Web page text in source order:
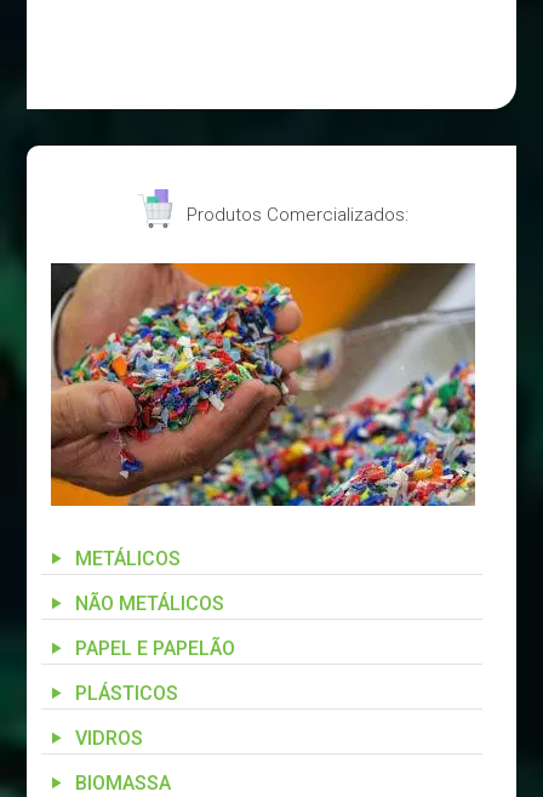
Produtos Comercializados:
METÁLICOS
NÃO METÁLICOS
PAPEL E PAPELÃO
PLÁSTICOS
VIDROS
BIOMASSA